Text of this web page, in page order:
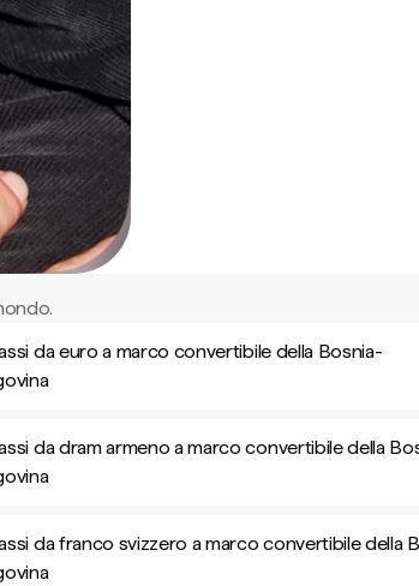
da euro a marco convertibile della Bosnia-
da dram armeno a marco convertibile della
da franco svizzero a marco convertibile della